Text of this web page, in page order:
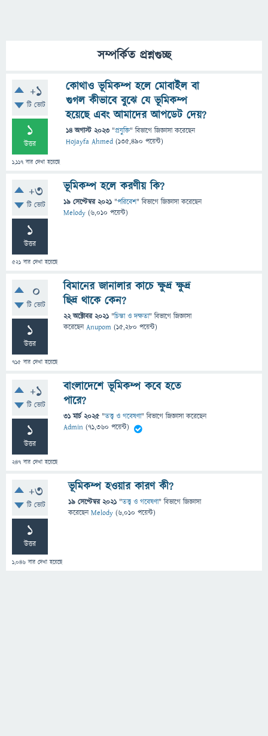
সম্পর্কিত প্রশ্নগুচ্ছ
+1
টি ভোট
1
উত্তর
1,117 বার দেখা হয়েছে
কোথাও ভূমিকম্প হলে মোবাইল বা
গুগল কীভাবে বুঝে যে ভূমিকম্প
হয়েছে এবং আমাদের আপডেট দেয়?
14 অগাস্ট 2023 "প্রযুক্তি" বিভাগে জিজ্ঞাসাকরেছেন
Hojayfa Ahmed (135,490 পয়েন্ট)
+3
টি ভোট
1
উত্তর
521 বার দেখা হয়েছে
ভূমিকম্প হলে করণীয় কি?
19 সেপ্টেম্বর 2021 "পরিবেশ" বিভাগে জিজ্ঞাসাকরেছেন
Melody (6,010 পয়েন্ট)
0
টি ভোট
1
উত্তর
715 বার দেখা হয়েছে
বিমানের জানালার কাচে ক্ষুদ্র ক্ষুদ্র
ছিদ্র থাকে কেন?
22 অক্টোবর 2021 "চিন্তা ও দক্ষতা" বিভাগে জিজ্ঞাসা
করেছেনAnupom (15,280 পয়েন্ট)
+1
টি ভোট
1
উত্তর
247 বার দেখা হয়েছে
বাংলাদেশে ভূমিকম্প কবে হতে
পারে?
31 মার্চ 2025 "তত্ত্ব ও গবেষণা" বিভাগে জিজ্ঞাসাকরেছেন
Admin (71,360 পয়েন্ট)
+3
টি ভোট
1
উত্তর
1,046 বার দেখা হয়েছে
ভূমিকম্প হওয়ার কারণ কী?
19 সেপ্টেম্বর 2021 "তত্ত্ব ও গবেষণা" বিভাগে জিজ্ঞাসা
করেছেনMelody (6,010 পয়েন্ট)